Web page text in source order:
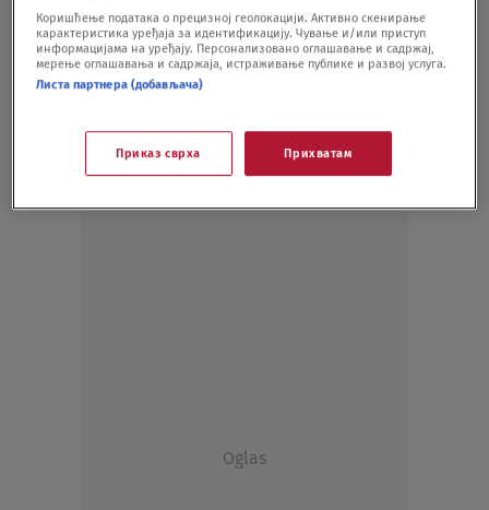
kući za Novu 2021.
KULTURA26.12.20.
Oglas
Коришћење података о прецизној геолокацији. Активно скенирање
карактеристика уређаја за идентификацију. Чување и/или приступ
информацијама на уређају. Персонализовано оглашавање и садржај,
мерење оглашавања и садржаја, истраживање публике и развој услуга.
Листа партнера (добављача)
Приказ сврха Прихватам